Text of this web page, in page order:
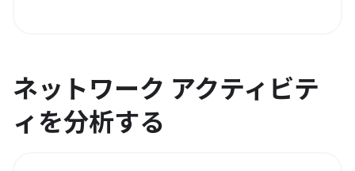
ネットワーク アクティビテ
ィを分析する